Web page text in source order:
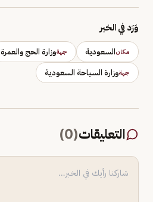
وَرَد في الخبر
مكانالسعودية جهةوزارة الحج والعمرة
جهةوزارة السياحة السعودية
التعليقات(
0
)